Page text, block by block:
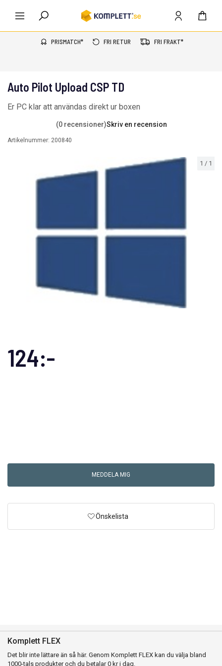
PRISMATCH* FRI RETUR FRI FRAKT*
1 / 1
Auto Pilot Upload CSP TD
Er PC klar att användas direkt ur boxen
(0 recensioner)Skriv en recension
Artikelnummer: 200840
124:-
MEDDELA MIG
Önskelista
Komplett FLEX
Det blir inte lättare än så här. Genom Komplett FLEX kan du välja bland
1000-tals produkter och du betalar 0 kr i dag.